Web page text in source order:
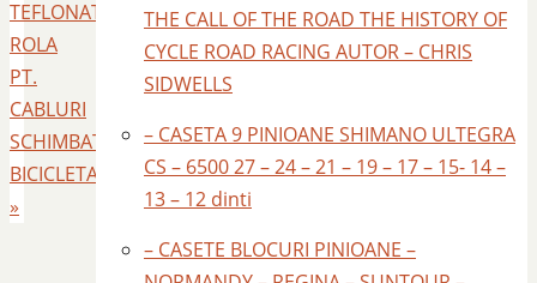
TEFLONATA
ROLA
PT.
CABLURI
SCHIMBATOARE
BICICLETA
»
THE CALL OF THE ROAD THE HISTORY OF
CYCLE ROAD RACING AUTOR – CHRIS
SIDWELLS
– CASETA 9 PINIOANE SHIMANO ULTEGRA
CS – 6500 27 – 24 – 21 – 19 – 17 – 15- 14 –
13 – 12 dinti
– CASETE BLOCURI PINIOANE –